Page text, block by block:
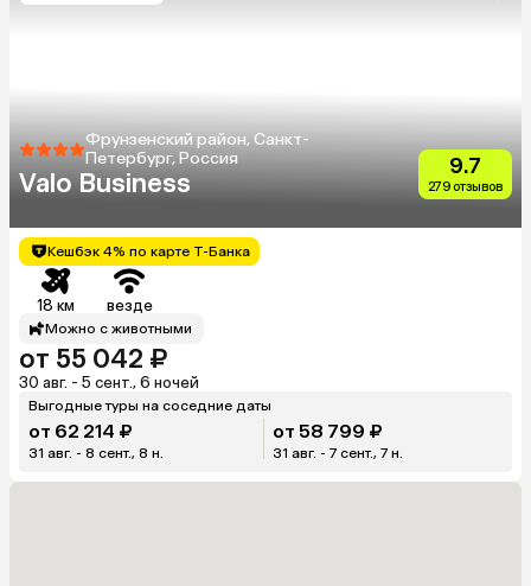
Фрунзенский район, Санкт-
Петербург, Россия
Valo Business
9.7
279 отзывов
Кешбэк 4% по карте Т-Банка
18 км везде
Можно с животными
от 55 042 ₽
30 авг. - 5 сент., 6 ночей
Выгодные туры на соседние даты
от 62 214 ₽
31 авг. - 8 сент., 8 н.
от 58 799 ₽
31 авг. - 7 сент., 7 н.